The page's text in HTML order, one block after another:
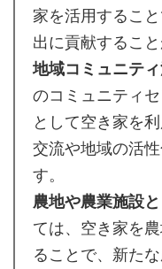
家を活用するこ
出に貢献すること
地域コミュニテ
のコミュニティ
として空き家を
交流や地域の活
す。
農地や農業施設
ては、空き家を
ることで、新た